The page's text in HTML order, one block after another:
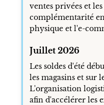
ventes privées et
complémentarité
physique et l'e-
Juillet 2026
Les soldes d'été
les magasins et sur
L'organisation
afin d'accélérer les